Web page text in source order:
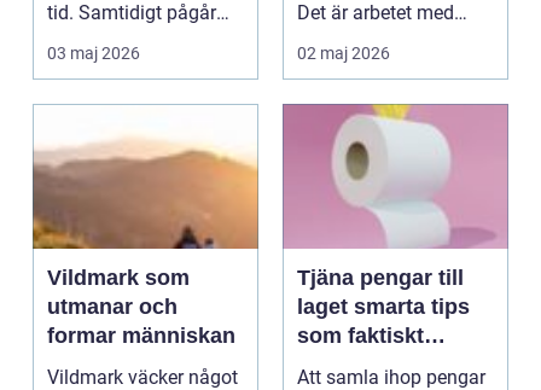
tid. Samtidigt pågår
sorgen, chocken ...
03 maj 2026
Det är arbetet med
marken...
02 maj 2026
Vildmark som
utmanar och
formar människan
Vildmark väcker något
Tjäna pengar till
laget smarta tips
som faktiskt
fungerar
Att samla ihop pengar